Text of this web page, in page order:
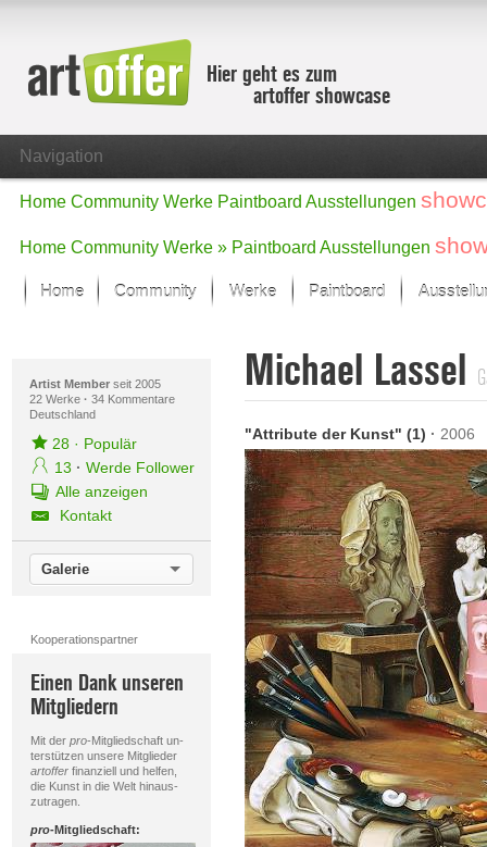
Hier geht es zum
artoffer showcase
Navigation
Home Community Werke Paintboard Ausstellungen
Home Community Werke » Paintboard Ausstellungen
Home Community Werke
Der letzte Monat im Fokus
Alle Fokus-Werke
Fokus-Werke
Neue Werke – Auswahl
Alle neuen Werke
Paintboard
Artist Memberseit 2005
22 Werke · 34 Kommentare
Deutschland
28· Populär
13 · Werde Follower
Alle anzeigen
Kontakt
Galerie
Kooperationspartner
Einen Dank unseren
Mitgliedern
Mit der pro-Mitgliedschaft un-
terstützen unsere Mitglieder
artofferfinanziell und helfen,
die Kunst in die Welt hinaus-
zutragen.
pro-Mitgliedschaft:
Michael Lassel
"Attribute der Kunst" (1) · 2006